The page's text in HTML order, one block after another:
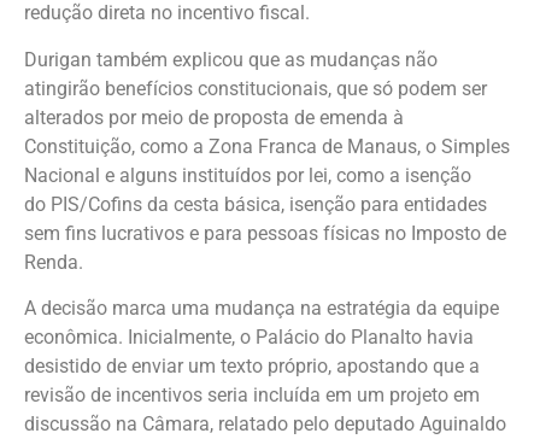
redução direta no incentivo fiscal.
Durigan também explicou que as mudanças não
atingirão benefícios constitucionais, que só podem ser
alterados por meio de proposta de emenda à
Constituição, como a Zona Franca de Manaus, o Simples
Nacional e alguns instituídos por lei, como a isenção
do PIS/Cofins da cesta básica, isenção para entidades
sem fins lucrativos e para pessoas físicas no Imposto de
Renda.
A decisão marca uma mudança na estratégia da equipe
econômica. Inicialmente, o Palácio do Planalto havia
desistido de enviar um texto próprio, apostando que a
revisão de incentivos seria incluída em um projeto em
discussão na Câmara, relatado pelo deputado Aguinaldo